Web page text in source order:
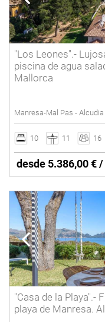
"Los Leones".-
piscina de agua
Mallorca
Manresa-Mal Pas -
10 11 16
desde 5.386,00 €
"Casa de la Playa".-
playa de Manresa.